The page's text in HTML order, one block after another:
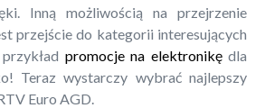
Inną możliwością na przejrzenie
przejście do kategorii interesujących
promocje na elektronikędla
Teraz wystarczy wybrać najlepszy
Euro AGD.